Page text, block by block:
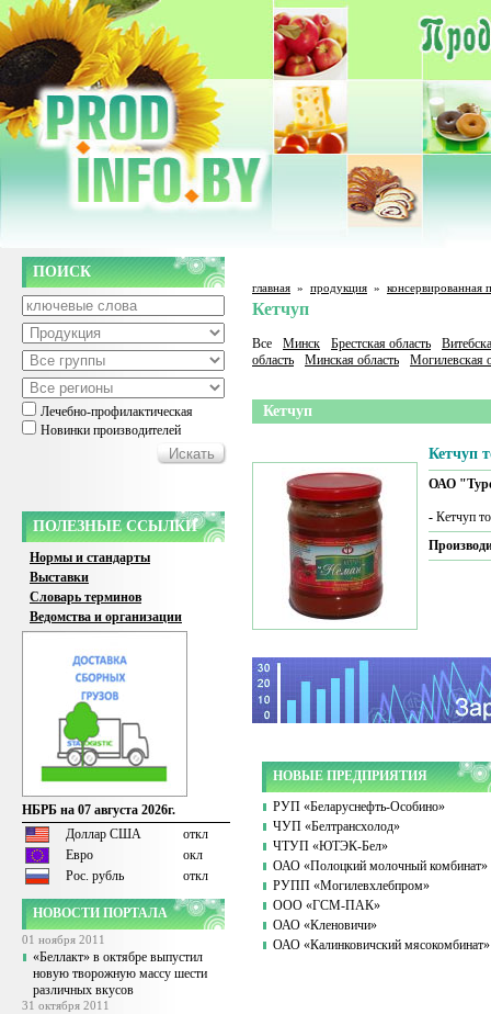
ПОИСК
Лечебно-профилактическая
Новинки производителей
ПОЛЕЗНЫЕ ССЫЛКИ
Нормы и стандарты
Выставки
Словарь терминов
Ведомства и организации
НБРБ на 07 августа 2026г.
Доллар США
откл
Евро
окл
Рос. рубль
откл
НОВОСТИ ПОРТАЛА
01 ноября 2011
«Беллакт» в октябре выпустил
новую творожную массу шести
различных вкусов
31 октября 2011
главная » продукция » консервированная
Кетчуп
Все Минск Брестская область
область
Минская область Могилевская
Кетчуп
Кетчуп
ОАО
- Кетчуп
НОВЫЕ ПРЕДПРИЯТИЯ
РУП «Беларуснефть-Особино»
ЧУП «Белтрансхолод»
ЧТУП «ЮТЭК-Бел»
ОАО «Полоцкий молочный комбинат»
РУПП «Могилевхлебпром»
ООО «ГСМ-ПАК»
ОАО «Кленовичи»
ОАО «Калинковичский мясокомбинат»